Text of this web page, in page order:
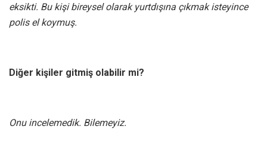
eksikti. Bu kişi bireysel olarak yurtdışına çıkmak isteyince
polis el koymuş.
Diğer kişiler gitmiş olabilir mi?
Onu incelemedik. Bilemeyiz.